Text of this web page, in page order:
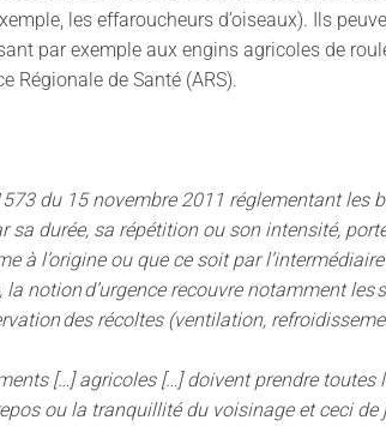
les effaroucheurs d’oiseaux). Ils
par exemple aux engins agricoles de
Régionale de Santé (ARS).
du 15 novembre 2011 réglementant les
durée, sa répétition ou son intensité,
à l’origine ou que ce soit par
notion d’urgence recouvre notamment
des récoltes (ventilation,
[…] agricoles […] doivent prendre
ou la tranquillité du voisinage et ceci de